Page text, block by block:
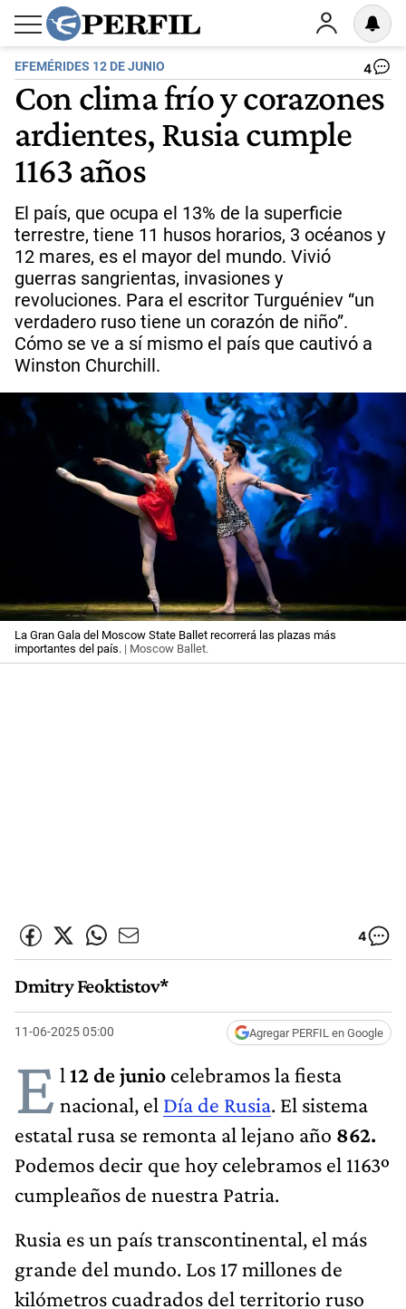
EFEMÉRIDES 12 DE JUNIO 4
Con clima frío y corazones
ardientes, Rusia cumple
1163 años
El país, que ocupa el 13% de la superficie
terrestre, tiene 11 husos horarios, 3 océanos y
12 mares, es el mayor del mundo. Vivió
guerras sangrientas, invasiones y
revoluciones. Para el escritor Turguéniev “un
verdadero ruso tiene un corazón de niño”.
Cómo se ve a sí mismo el país que cautivó a
Winston Churchill.
La Gran Gala del Moscow State Ballet recorrerá las plazas más
importantes del país. | Moscow Ballet.
4
Dmitry Feoktistov*
11-06-2025 05:00 Agregar PERFIL en Google
E l 12 de junio celebramos la fiesta
nacional, el Día de Rusia. El sistema
estatal rusa se remonta al lejano año 862.
Podemos decir que hoy celebramos el 1163º
cumpleaños de nuestra Patria.
Rusia es un país transcontinental, el más
grande del mundo. Los 17 millones de
kilómetros cuadrados del territorio ruso